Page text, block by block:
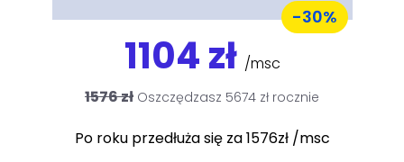
-30%
1104 zł /msc
1576 zł Oszczędzasz 5674 zł rocznie
Po roku przedłuża się za 1576zł /msc